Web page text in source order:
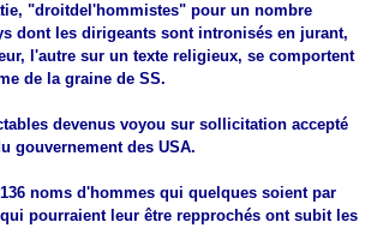
"droitdel'hommistes" pour un nombre
dont les dirigeants sont intronisés en jurant,
l'autre sur un texte religieux, se comportent
de la graine de SS.
devenus voyou sur sollicitation accepté
gouvernement des USA.
noms d'hommes qui quelques soient par
pourraient leur être repprochés ont subit les